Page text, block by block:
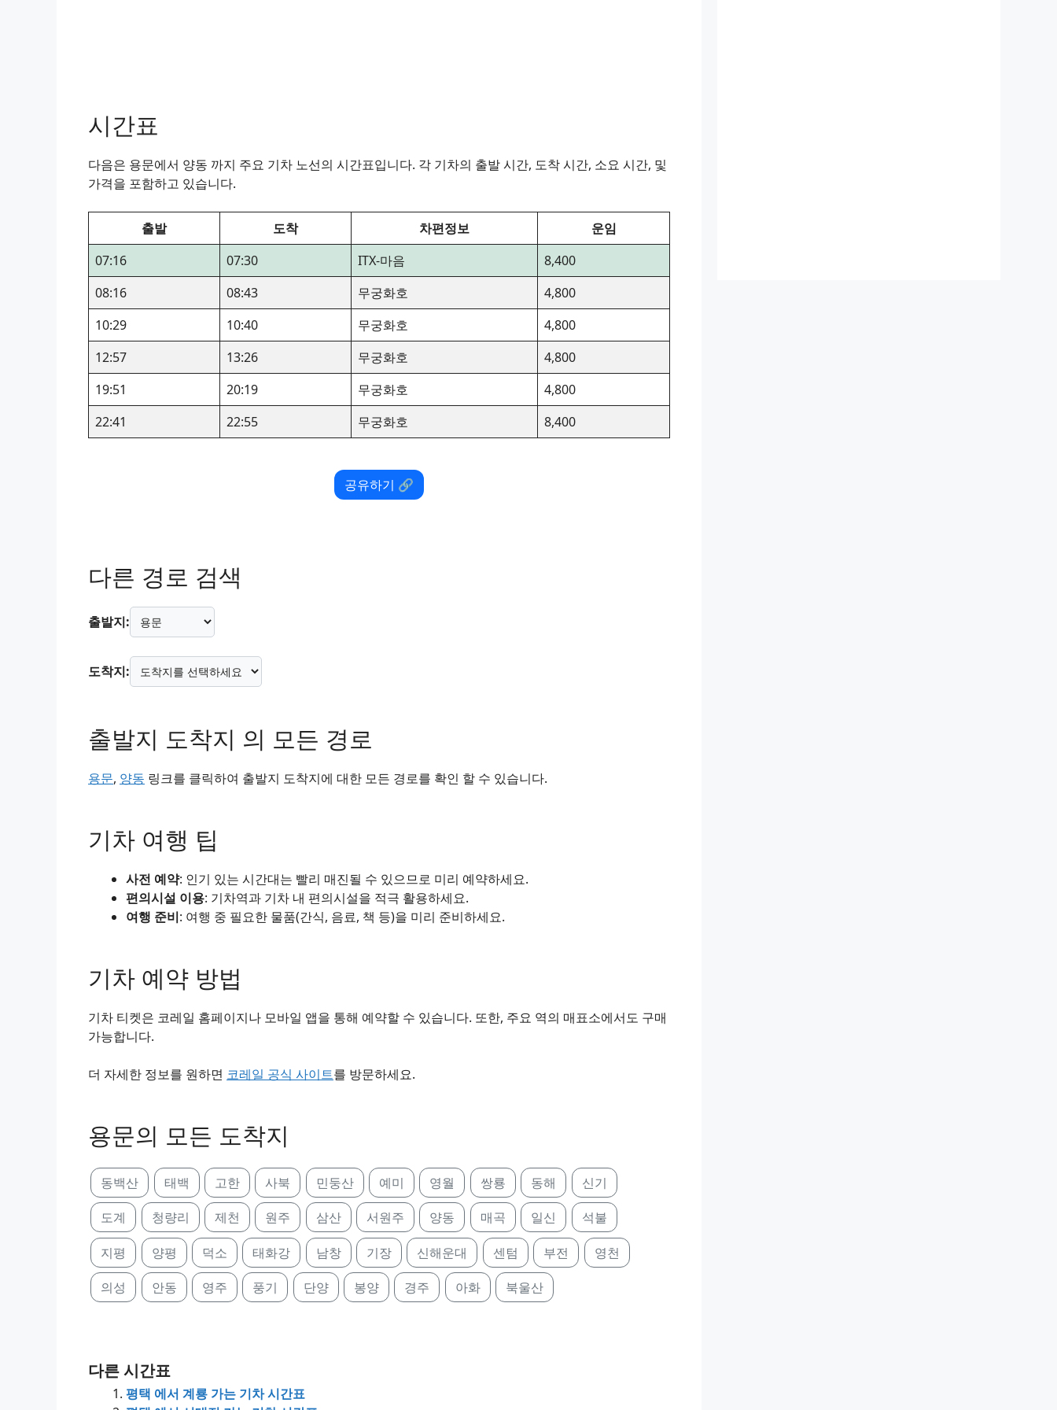
시간표
다음은 용문에서 양동 까지 주요 기차 노선의 시간표입니다. 각 기차의 출발 시간, 도착 시간, 소요 시간, 및
가격을 포함하고 있습니다.
출발 도착 차편정보
운임
07:16
07:30 ITX-마음
8,400
08:16
08:43 무궁화호
4,800
10:29
10:40 무궁화호
4,800
12:57
13:26 무궁화호
4,800
19:51
20:19 무궁화호
4,800
22:41
22:55 무궁화호 8,400
공유하기 🔗
다른 경로 검색
출발지:
도착지:
출발지 도착지 의 모든 경로
용문, 양동 링크를 클릭하여 출발지 도착지에 대한 모든 경로를 확인 할 수 있습니다.
기차 여행 팁
사전 예약: 인기 있는 시간대는 빨리 매진될 수 있으므로 미리 예약하세요.
편의시설 이용: 기차역과 기차 내 편의시설을 적극 활용하세요.
여행 준비: 여행 중 필요한 물품(간식, 음료, 책 등)을 미리 준비하세요.
기차 예약 방법
기차 티켓은 코레일 홈페이지나 모바일 앱을 통해 예약할 수 있습니다. 또한, 주요 역의 매표소에서도 구매
가능합니다.
더 자세한 정보를 원하면 코레일 공식 사이트를 방문하세요.
용문의 모든 도착지
동백산 태백 고한 사북 민둥산 예미 영월 쌍룡 동해 신기
도계 청량리 제천 원주 삼산 서원주 양동 매곡 일신 석불
지평 양평 덕소 태화강 남창 기장 신해운대 센텀 부전 영천
의성 안동 영주 풍기 단양 봉양 경주 아화 북울산
다른 시간표
평택 에서 계룡 가는 기차 시간표